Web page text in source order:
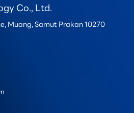
Co., Ltd.
Muang, Samut Prakan 10270